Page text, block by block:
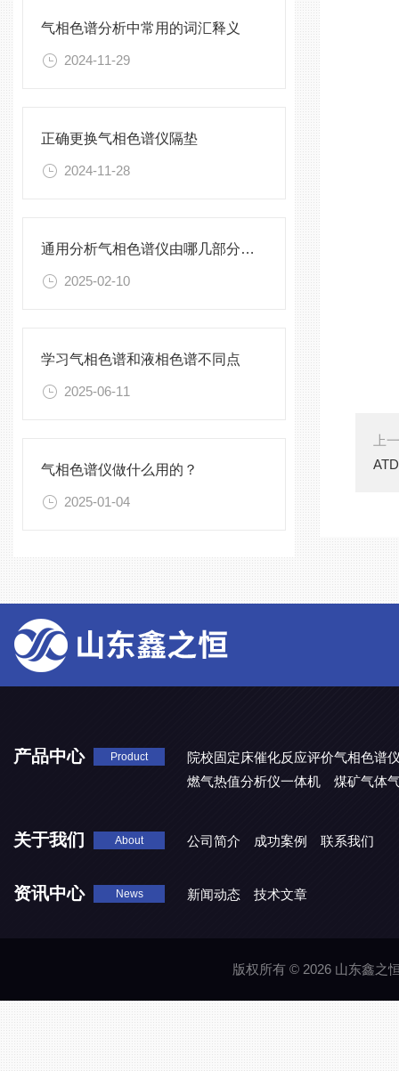
气相色谱分析中常用的词汇释义
2024-11-29
正确更换气相色谱仪隔垫
2024-11-28
通用分析气相色谱仪由哪几部分组成
2025-02-10
学习气相色谱和液相色谱不同点
2025-06-11
气相色谱仪做什么用的？
2025-01-04
上
产品中心 Product
院校固定床催化反应评价气相色谱
燃气热值分析仪一体机
煤矿气体
关于我们 About 公司简介 成功案例 联系我们
资讯中心 News 新闻动态 技术文章
版权所有 © 2026 山东鑫之